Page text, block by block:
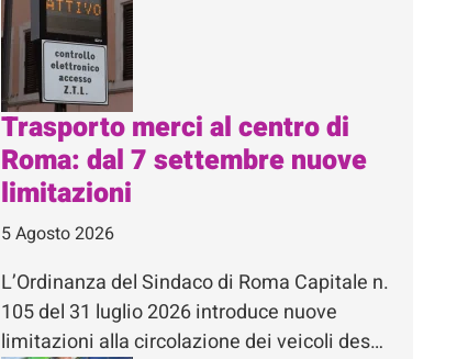
Trasporto merci al centro di
Roma: dal 7 settembre nuove
limitazioni
5 Agosto 2026
L’Ordinanza del Sindaco di Roma Capitale n.
105 del 31 luglio 2026 introduce nuove
limitazioni alla circolazione dei veicoli des…